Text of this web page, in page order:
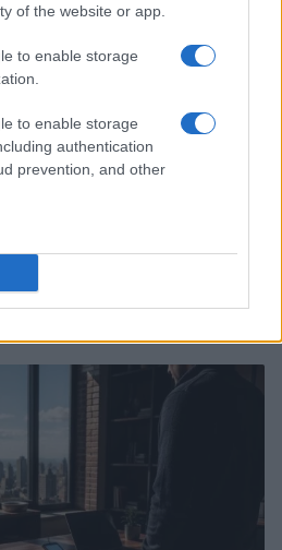
of the website or app.
to enable storage
to enable storage
authentication
prevention, and other